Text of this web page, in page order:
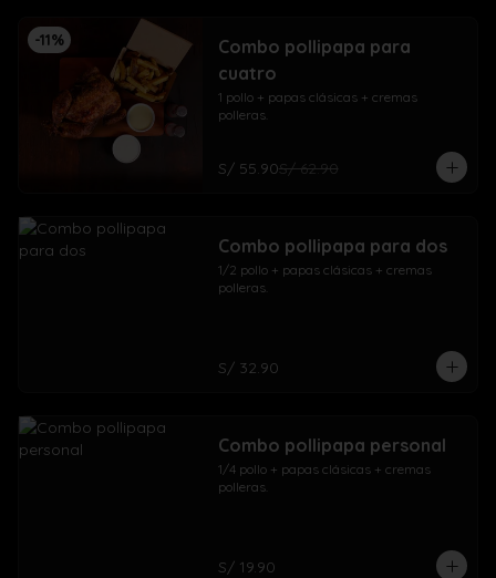
-11%
Combo pollipapa para
cuatro
1 pollo + papas clásicas + cremas
polleras.
S/ 55.90S/ 62.90
Combo pollipapa para dos
1/2 pollo + papas clásicas + cremas
polleras.
S/ 32.90
Combo pollipapa personal
1/4 pollo + papas clásicas + cremas
polleras.
S/ 19.90